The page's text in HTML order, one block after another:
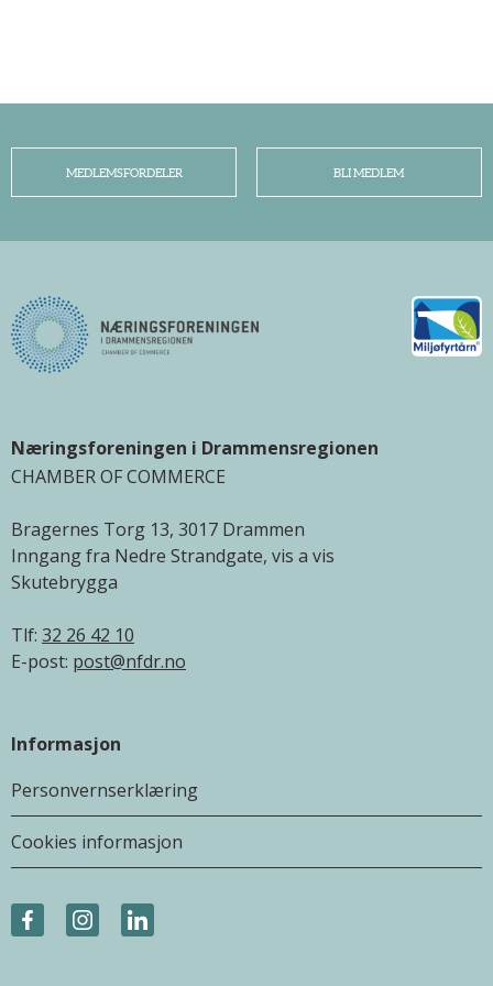
MEDLEMSFORDELER BLI MEDLEM
Næringsforeningen i Drammensregionen
CHAMBER OF COMMERCE
Bragernes Torg 13, 3017 Drammen
Inngang fra Nedre Strandgate, vis a vis
Skutebrygga
Tlf: 32 26 42 10
E-post: post@nfdr.no
Informasjon
Personvernserklæring
Cookies informasjon